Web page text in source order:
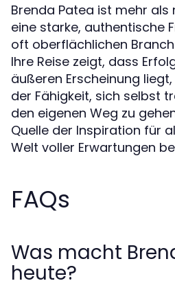
Brenda Patea ist mehr als
eine starke, authentische
oft oberflächlichen
Ihre Reise zeigt, dass
äußeren Erscheinung
der Fähigkeit, sich selbst
den eigenen Weg zu
Quelle der Inspiration für
Welt voller Erwartungen
FAQs
Was macht
heute?